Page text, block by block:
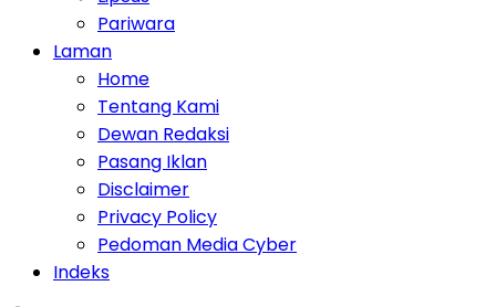
Pariwara
Laman
Home
Tentang Kami
Dewan Redaksi
Pasang Iklan
Disclaimer
Privacy Policy
Pedoman Media Cyber
Indeks